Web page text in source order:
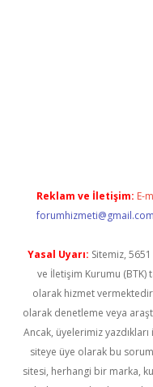
Reklam ve İletişim: E-
forumhizmeti@gmail.com
Yasal Uyarı: Sitemiz,
ve İletişim Kurumu (BTK)
olarak hizmet
olarak denetleme veya
Ancak, üyelerimiz
siteye üye olarak bu
sitesi, herhangi bir marka,